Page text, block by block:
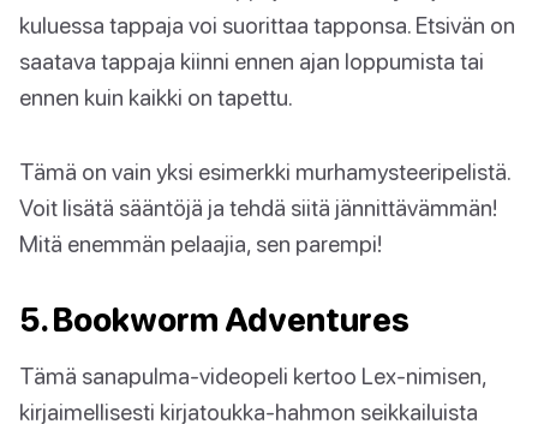
kuluessa tappaja voi suorittaa tapponsa. Etsivän on
saatava tappaja kiinni ennen ajan loppumista tai
ennen kuin kaikki on tapettu.
Tämä on vain yksi esimerkki murhamysteeripelistä.
Voit lisätä sääntöjä ja tehdä siitä jännittävämmän!
Mitä enemmän pelaajia, sen parempi!
5. Bookworm Adventures
Tämä sanapulma-videopeli kertoo Lex-nimisen,
kirjaimellisesti kirjatoukka-hahmon seikkailuista